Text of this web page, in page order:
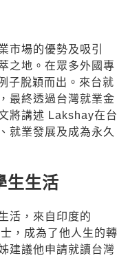
市場的優勢及吸引
之地。在眾多外國專
子脫穎而出。來台就
最終透過台灣就業金
將講述 Lakshay在台
就業發展及成為永久
生生活
活，來自印度的
，成為了他人生的轉
建議他申請就讀台灣